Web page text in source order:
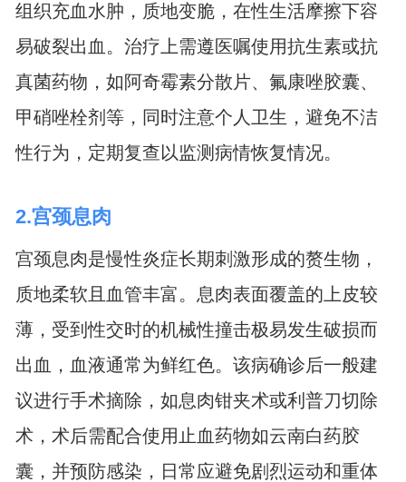
组织充血水肿，质地变脆，在性生活摩擦下容
易破裂出血。治疗上需遵医嘱使用抗生素或抗
真菌药物，如阿奇霉素分散片、氟康唑胶囊、
甲硝唑栓剂等，同时注意个人卫生，避免不洁
性行为，定期复查以监测病情恢复情况。
2.宫颈息肉
宫颈息肉是慢性炎症长期刺激形成的赘生物，
质地柔软且血管丰富。息肉表面覆盖的上皮较
薄，受到性交时的机械性撞击极易发生破损而
出血，血液通常为鲜红色。该病确诊后一般建
议进行手术摘除，如息肉钳夹术或利普刀切除
术，术后需配合使用止血药物如云南白药胶
囊，并预防感染，日常应避免剧烈运动和重体